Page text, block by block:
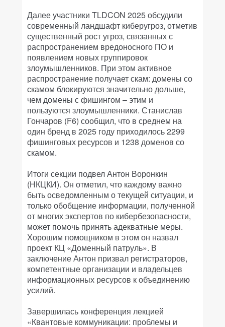
Далее участники TLDCON 2025 обсудили
современный ландшафт киберугроз, отметив
существенный рост угроз, связанных с
распространением вредоносного ПО и
появлением новых группировок
злоумышленников. При этом активное
распространение получает скам: домены со
скамом блокируются значительно дольше,
чем домены с фишингом – этим и
пользуются злоумышленники. Станислав
Гончаров (F6) сообщил, что в среднем на
один бренд в 2025 году приходилось 2299
фишинговых ресурсов и 1238 доменов со
скамом.
Итоги секции подвел Антон Воронкин
(НКЦКИ). Он отметил, что каждому важно
быть осведомленным о текущей ситуации, и
только обобщение информации, полученной
от многих экспертов по кибербезопасности,
может помочь принять адекватные меры.
Хорошим помощником в этом он назвал
проект КЦ «Доменный патруль». В
заключение Антон призвал регистраторов,
компетентные организации и владельцев
информационных ресурсов к объединению
усилий.
Завершилась конференция лекцией
«Квантовые коммуникации: проблемы и